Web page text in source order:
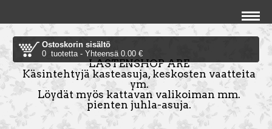
Ostoskorin sisältö
0 tuotetta - Yhteensä 0.00 €
LASTENSHOP ARE
Käsintehtyjä kasteasuja, keskosten vaatteita
ym.
Löydät myös kattavan valikoiman mm.
pienten juhla-asuja.